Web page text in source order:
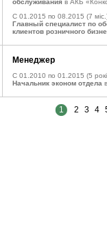
обслуживания в АКБ
C 01.2015 по 08.2015 (7
Главный специалист по
клиентов розничного
Менеджер
C 01.2010 по 01.2015 (5
Начальник эконом отдела
1 2 3 4